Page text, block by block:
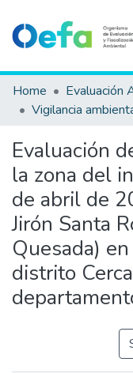
Communities &
All of DSpace
Estad. Externas
Guias ▾
Home Evaluación
Vigilancia
Evaluación
la zona del
de abril de
Jirón Santa
Quesada)
distrito